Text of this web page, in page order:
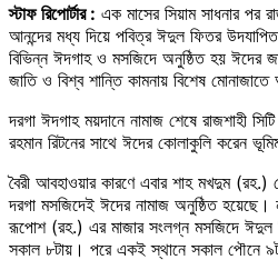
স্টাফ রিপোর্টার : এক মাসের সিয়াম সাধনার পর
আনন্দের মধ্য দিয়ে পবিত্র ঈদুল ফিতর
বিভিন্ন ঈদগাহ ও মসজিদে অনুষ্ঠিত হয় ঈদের
জাতি ও বিশ্ব শান্তি কামনায় বিশেষ
দরগা ঈদগাহ ময়দানে নামাজ শেষে রাজশাহী
রহমান রিটনের সাথে ঈদের কোলাকুলি করেন
বৈরী আবহাওয়ার কারণে এবার শাহ মখদুম (রহ.)
দরগা মসজিদেই ঈদের নামাজ অনুষ্ঠিত
রূপোশ (রহ.) এর মাজার সংলগ্ন মসজিদে ঈদুল
সকাল ৮টায়। পরে একই স্থানে সকাল পৌনে